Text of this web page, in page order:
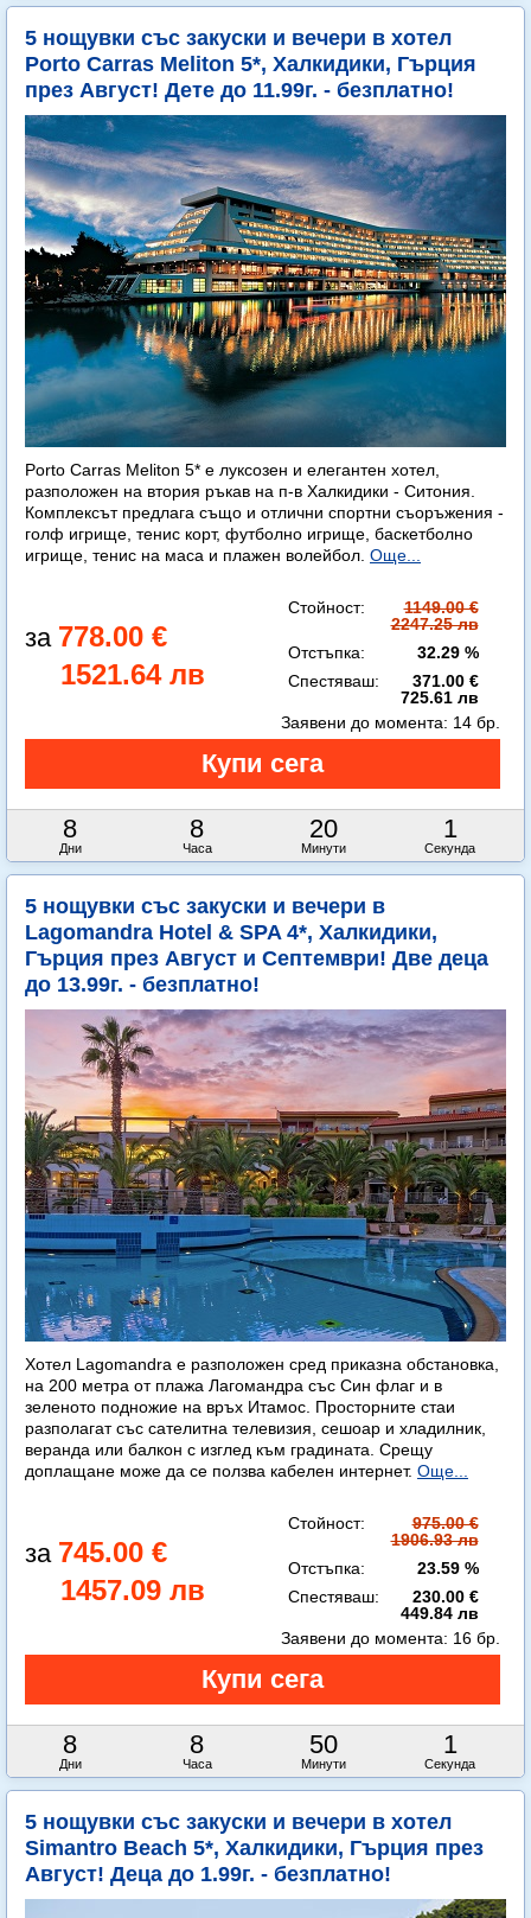
5 нощувки със закуски и вечери в хотел
Porto Carras Meliton 5*, Халкидики, Гърция
през Август! Дете до 11.99г. - безплатно!
Porto Carras Meliton 5* е луксозен и елегантен хотел,
разположен на втория ръкав на п-в Халкидики - Ситония.
Комплексът предлага също и отлични спортни съоръжения -
голф игрище, тенис корт, футболно игрище, баскетболно
игрище, тенис на маса и плажен волейбол. Още...
778.00 €
1521.64 лв
Стойност:
1149.00 €
2247.25 лв
Отстъпка:
32.29 %
Спестяваш:
371.00 €
725.61 лв
8
Дни
8
Часа
19
Минути
59
Секунди
Заявени до момента: 14 бр.
5 нощувки със закуски и вечери в
Lagomandra Hotel & SPA 4*, Халкидики,
Гърция през Август и Септември! Две деца
до 13.99г. - безплатно!
Хотел Lagomandra е разположен сред приказна обстановка,
на 200 метра от плажа Лагомандра със Син флаг и в
зеленото подножие на връх Итамос. Просторните стаи
разполагат със сателитна телевизия, сешоар и хладилник,
веранда или балкон с изглед към градината. Срещу
доплащане може да се ползва кабелен интернет. Още...
745.00 €
1457.09 лв
Стойност:
975.00 €
1906.93 лв
Отстъпка:
23.59 %
Спестяваш:
230.00 €
449.84 лв
8
Дни
8
Часа
49
Минути
59
Секунди
Заявени до момента: 16 бр.
5 нощувки със закуски и вечери в хотел
Simantro Beach 5*, Халкидики, Гърция през
Август! Деца до 1.99г. - безплатно!